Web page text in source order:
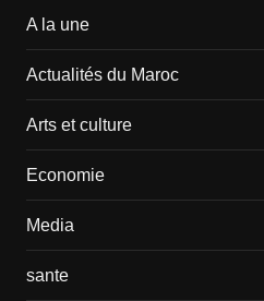
A la une
Actualités du Maroc
Arts et culture
Economie
Media
sante